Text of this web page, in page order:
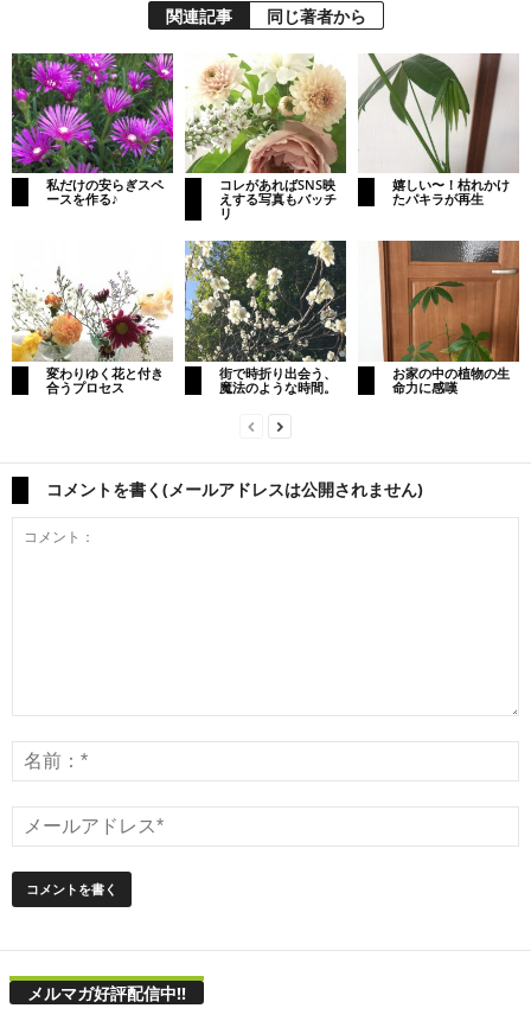
関連記事 同じ著者から
私だけの安らぎスペ
ースを作る♪
コレがあればSNS映
えする写真もバッチ
リ
嬉しい〜！枯れかけ
たパキラが再生
変わりゆく花と付き
合うプロセス
街で時折り出会う、
魔法のような時間。
お家の中の植物の生
命力に感嘆
コメントを書く(メールアドレスは公開されません)
メルマガ好評配信中!!